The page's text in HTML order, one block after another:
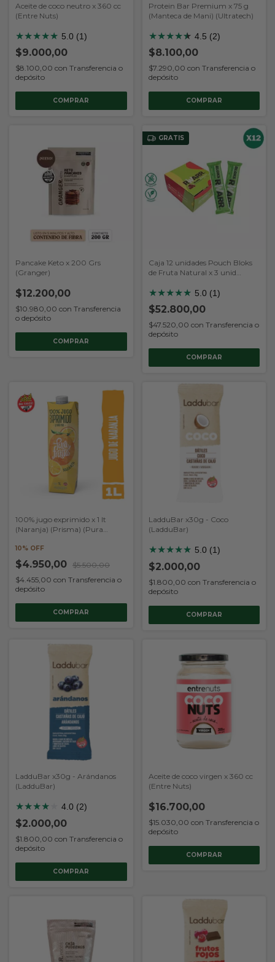
Aceite de coco neutro x 360 cc
(Entre Nuts)
★★★★★ 5.0 (1)
$9.000,00
$8.100,00 con Transferencia o
depósito
Protein Bar Premium x 75 g
(Manteca de Mani) (Ultratech)
★★★★★
★ 4.5 (2)
$8.100,00
$7.290,00 con Transferencia o
depósito
COMPRAR
Pancake Keto x 200 Grs
(Granger)
$12.200,00
$10.980,00 con Transferencia
o depósito
COMPRAR
GRATIS
Caja 12 unidades Pouch Bloks
de Fruta Natural x 3 unid
★★★★★ 5.0 (1)
$52.800,00
$47.520,00 con Transferencia o
depósito
COMPRAR
100% jugo exprimido x 1 lt
(Naranja) (Prisma) (Pura
10% OFF
$4.950,00 $5.500,00
$4.455,00 con Transferencia o
depósito
LadduBar x30g - Coco
(LadduBar)
★★★★★ 5.0 (1)
$2.000,00
$1.800,00 con Transferencia o
depósito
COMPRAR
LadduBar x30g - Arándanos
(LadduBar)
★★★★ 4.0 (2)
$2.000,00
$1.800,00 con Transferencia o
depósito
COMPRAR
Aceite de coco virgen x 360 cc
(Entre Nuts)
$16.700,00
$15.030,00 con Transferencia o
depósito